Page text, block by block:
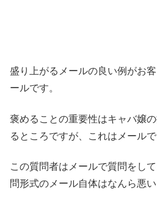
盛り上がるメールの良い例がお
ールです。
褒めることの重要性はキャバ嬢
るところですが、これはメールで
この質問者はメールで質問をし
問形式のメール自体はなんら悪